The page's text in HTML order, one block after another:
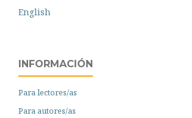
English
INFORMACIÓN
Para lectores/as
Para autores/as